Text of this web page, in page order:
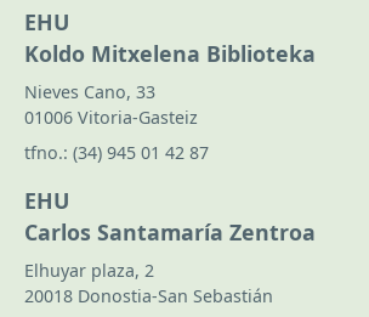
EHU
Koldo Mitxelena Biblioteka
Nieves Cano, 33
01006 Vitoria-Gasteiz
tfno.: (34) 945 01 42 87
EHU
Carlos Santamaría Zentroa
Elhuyar plaza, 2
20018 Donostia-San Sebastián